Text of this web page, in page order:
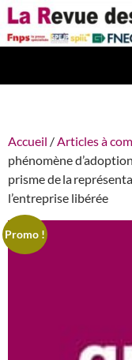
Aller
au
contenu
Accueil /Articles à
phénomène
prisme de la
l’entreprise libérée
Promo !